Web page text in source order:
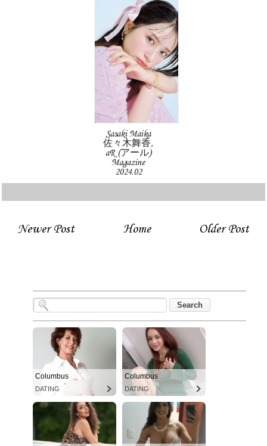
Sasaki Maika
佐々木舞香,
aR (アール)
Magazine
2024.02
Newer Post Older Post
Home
Columbus
DATING
Columbus
DATING